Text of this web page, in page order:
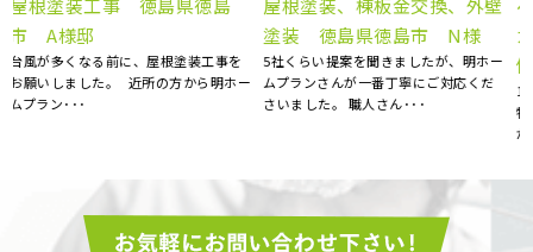
ベランダFRP防水工事、屋根
カバー工事、外壁塗装、庇補
修工事 徳島県徳島市 K様
15年前にマイホームを購入してから、
特にお手入れはしておらず、ある時庇
徳島県板野郡北島町 S様
邸 屋根補修補強工事
大変お世話になりました。 エアコン
等、またお願い致します。 大満足で
す！！ ･･･